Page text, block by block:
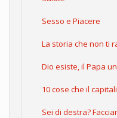
Sesso e Piacere
La storia che non ti
Dio esiste, il Papa
10 cose che il
Sei di destra?